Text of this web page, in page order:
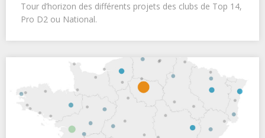
Tour d’horizon des différents projets des clubs de Top 14,
Pro D2 ou National.